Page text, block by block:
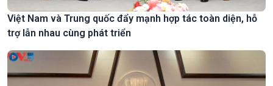
Việt Nam và Trung quốc đẩy mạnh hợp tác toàn diện, hỗ
trợ lẫn nhau cùng phát triển